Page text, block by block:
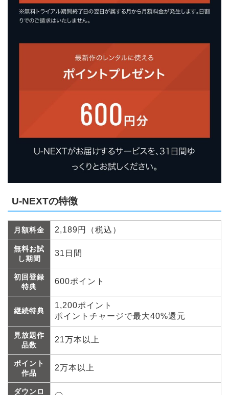
U-NEXTの特徴
月額料金 2,189円（税込）
無料お試
し期間
31日間
初回登録
特典
600ポイント
継続特典
1,200ポイント
ポイントチャージで最大40%還元
見放題作
品数
21万本以上
ポイント
作品
2万本以上
ダウンロ